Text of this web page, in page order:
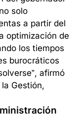
solo
a partir del
optimización de
los tiempos
burocráticos
afirmó
Gestión,